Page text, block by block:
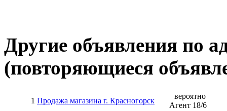
Другие объявления по
(повторяющиеся
1 Продажа магазина г. Красногорск
вероятно
Агент 18/6